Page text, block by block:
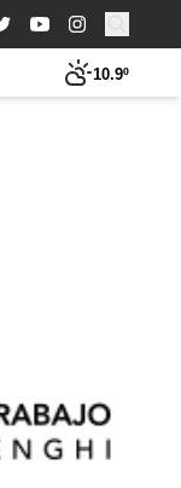
Buscar:
10.9º